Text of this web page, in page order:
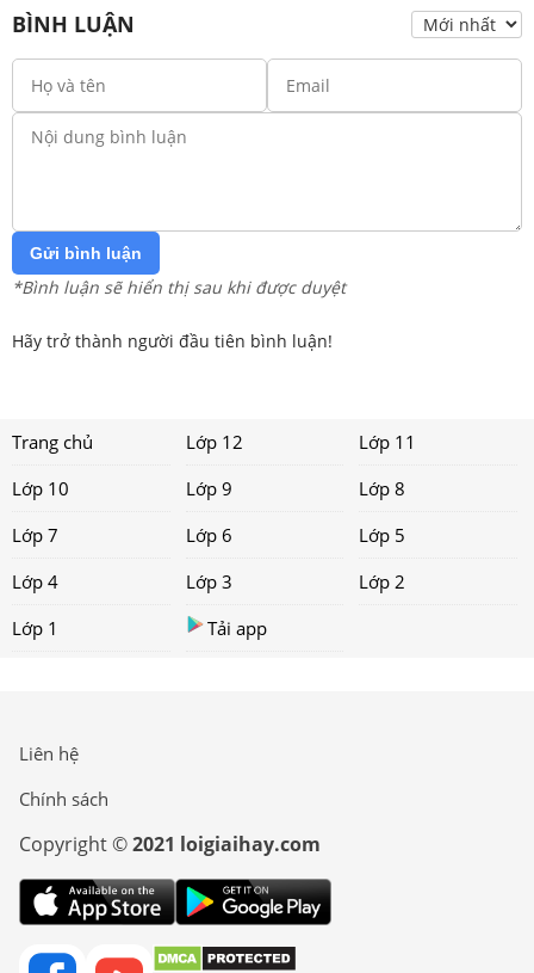
BÌNH LUẬN
Gửi bình luận
*Bình luận sẽ hiển thị sau khi được duyệt
Hãy trở thành người đầu tiên bình luận!
Trang chủ Lớp 12
Lớp 11
Lớp 10
Lớp 9
Lớp 8
Lớp 7
Lớp 6
Lớp 5
Lớp 4
Lớp 3
Lớp 2
Lớp 1
Tải app
Liên hệ
Chính sách
Copyright ©2021 loigiaihay.com